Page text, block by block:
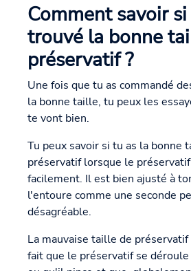
Comment savoir
trouvé la bonne
préservatif ?
Une fois que tu as commandé
la bonne taille, tu peux les
te vont bien.
Tu peux savoir si tu as la bonne
préservatif lorsque le
facilement. Il est bien ajusté à
l'entoure comme une seconde
désagréable.
La mauvaise taille de préservatif
fait que le préservatif se